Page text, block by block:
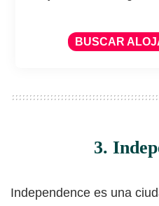
BUSCAR
3.
Independence es una